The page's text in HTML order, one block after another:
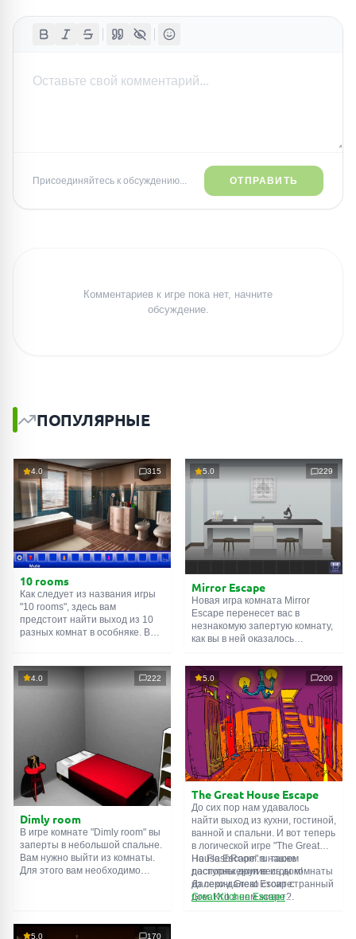
Присоединяйтесь к обсуждению... ОТПРАВИТЬ
Комментариев к игре пока нет, начните
обсуждение.
ПОПУЛЯРНЫЕ
4.0 315
10 rooms
Как следует из названия игры
"10 rooms", здесь вам
предстоит найти выход из 10
разных комнат в особняке. В
их, чтобы выйти. Выход из
одной комнаты является
5.0 229
Mirror Escape
Новая игра комната Mirror
Escape перенесет вас в
незнакомую запертую комнату,
как вы в ней оказалось
смекалки попробуйте решить
все, приготовленные авторами
для вас, головоломки и найти
выход на свободу.
Внимательно осмотрите
помещение, возможно вы
сможете найти какие-нибудь
подсказки. Желаем удачи!
4.0 222
Dimly room
В игре комнате "Dimly room" вы
заперты в небольшой спальне.
Вам нужно выйти из комнаты.
Для этого вам необходимо
5.0 200
The Great House Escape
До сих пор нам удавалось
найти выход из кухни, гостиной,
ванной и спальни. И вот теперь
в логической игре "The Great
House Escape" в нашем
распоряжении весь дом!
Далеко-далеко стоит странный
дом. Кто в нем живет?
На FlashRoom.ru также
доступны другие игры комнаты
из серии Great Escape:
Great Kitchen Escape
5.0 170